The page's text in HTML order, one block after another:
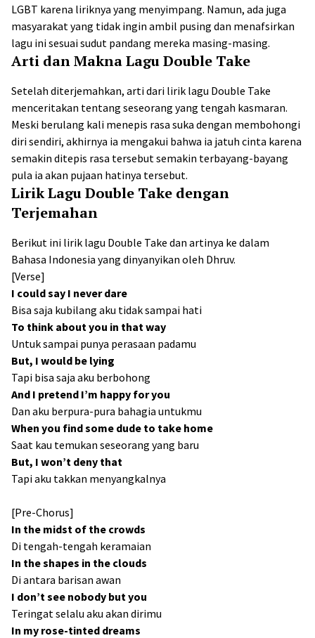
LGBT karena liriknya yang menyimpang. Namun, ada juga
masyarakat yang tidak ingin ambil pusing dan menafsirkan
lagu ini sesuai sudut pandang mereka masing-masing.
Arti dan Makna Lagu Double Take
Setelah diterjemahkan, arti dari lirik lagu Double Take
menceritakan tentang seseorang yang tengah kasmaran.
Meski berulang kali menepis rasa suka dengan membohongi
diri sendiri, akhirnya ia mengakui bahwa ia jatuh cinta karena
semakin ditepis rasa tersebut semakin terbayang-bayang
pula ia akan pujaan hatinya tersebut.
Lirik Lagu Double Take dengan
Terjemahan
Berikut ini lirik lagu Double Take dan artinya ke dalam
Bahasa Indonesia yang dinyanyikan oleh Dhruv.
[Verse]
I could say I never dare
Bisa saja kubilang aku tidak sampai hati
To think about you in that way
Untuk sampai punya perasaan padamu
But, I would be lying
Tapi bisa saja aku berbohong
And I pretend I’m happy for you
Dan aku berpura-pura bahagia untukmu
When you find some dude to take home
Saat kau temukan seseorang yang baru
But, I won’t deny that
Tapi aku takkan menyangkalnya
[Pre-Chorus]
In the midst of the crowds
Di tengah-tengah keramaian
In the shapes in the clouds
Di antara barisan awan
I don’t see nobody but you
Teringat selalu aku akan dirimu
In my rose-tinted dreams